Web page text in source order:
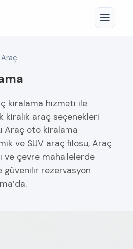
Araç
kiralama hizmeti ile
kiralık araç seçenekleri
Araç oto kiralama
ve SUV araç filosu, Araç
ve çevre mahallelerde
güvenilir rezervasyon